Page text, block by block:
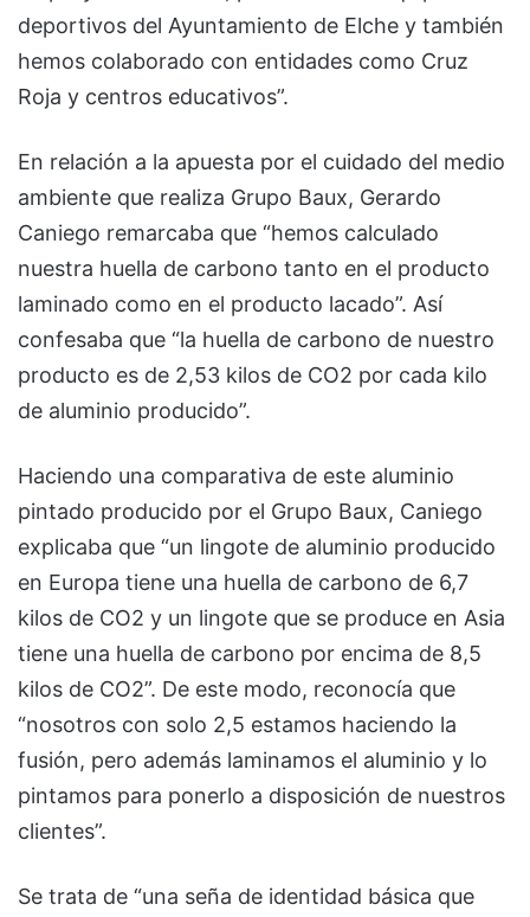
deportivos del Ayuntamiento de Elche y también
hemos colaborado con entidades como Cruz
Roja y centros educativos”.
En relación a la apuesta por el cuidado del medio
ambiente que realiza Grupo Baux, Gerardo
Caniego remarcaba que “hemos calculado
nuestra huella de carbono tanto en el producto
laminado como en el producto lacado”. Así
confesaba que “la huella de carbono de nuestro
producto es de 2,53 kilos de CO2 por cada kilo
de aluminio producido”.
Haciendo una comparativa de este aluminio
pintado producido por el Grupo Baux, Caniego
explicaba que “un lingote de aluminio producido
en Europa tiene una huella de carbono de 6,7
kilos de CO2 y un lingote que se produce en Asia
tiene una huella de carbono por encima de 8,5
kilos de CO2”. De este modo, reconocía que
“nosotros con solo 2,5 estamos haciendo la
fusión, pero además laminamos el aluminio y lo
pintamos para ponerlo a disposición de nuestros
clientes”.
Se trata de “una seña de identidad básica que